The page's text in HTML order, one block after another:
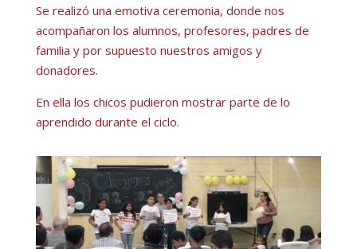
Se realizó una emotiva ceremonia, donde nos
acompañaron los alumnos, profesores, padres de
familia y por supuesto nuestros amigos y
donadores.
En ella los chicos pudieron mostrar parte de lo
aprendido durante el ciclo.